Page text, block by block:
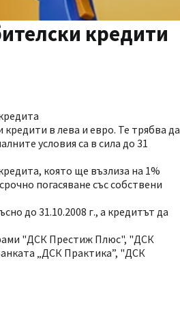
кредити
в лева и евро. Те трябва да
условия са в сила до 31
която ще възлиза на 1%
погасяване със собствени
до 31.10.2008 г., а кредитът да
"ДСК Престиж Плюс", "ДСК
„ДСК Практика”, "ДСК